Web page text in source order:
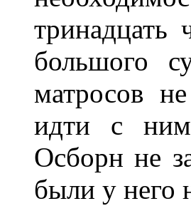
тринадцать
большого
матросов
идти с
Осборн не
были у него